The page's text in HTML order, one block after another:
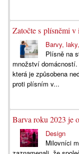
Zatočte s plísněmi v
Barvy,
Plísně na
množství
která je způsobena
proti plísním v...
Barva roku 2023 je
Design
Milovníci